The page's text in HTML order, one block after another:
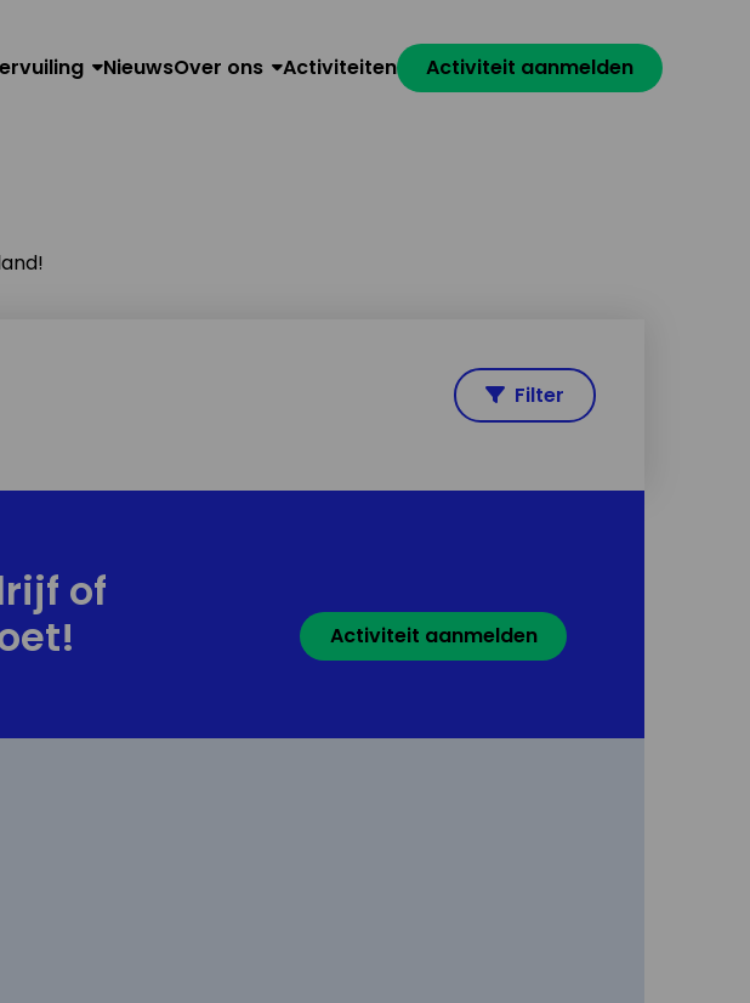
NieuwsOver ons Activiteiten Activiteit aanmelden
Filter
of
Activiteit aanmelden